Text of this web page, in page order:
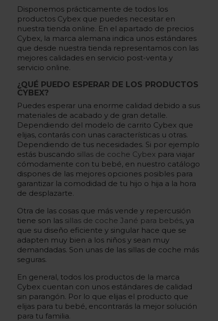
Disponemos prácticamente de todos los
productos Cybex que puedes necesitar en
nuestra tienda online. En el apartado de precios
Cybex, la marca alemana indica unos estándares
que desde nuestra tienda representamos con las
mejores calidades en servicio post-venta y
servicio online.
¿QUÉ PUEDO ESPERAR DE LOS PRODUCTOS
CYBEX?
Puedes esperar una enorme calidad debido a sus
materiales de acabado y de gran detalle.
Dependiendo del modelo de carrito Cybex que
elijas, contarás con unas características u otras.
Dependiendo de tus necesidades. Si por ejemplo
estás buscando sillas de coche Cybex para viajar
cómodamente con tu bebé, en nuestro catálogo
dispones de las mejores opciones posibles para
garantizar la comodidad de tu hijo o hija a la hora
de desplazarte.
Otra de las cosas que más vende y repercusión
tiene son las sillas de coche Jané para bebés, ya
que su diseño eficiente y singular hace que se
adapten muy bien a los niños y sean muy
demandadas. Son unas de las sillas de coche más
seguras.
En general, todos los productos de la marca
Cybex cuentan con unos estándares de calidad
sin parangón. Por lo que elijas el producto que
elijas para tu bebé, encontrarás la mejor solución
para tu familia.